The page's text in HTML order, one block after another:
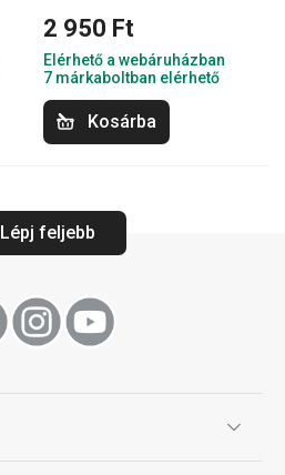
2 950 Ft
Elérhető a webáruházban
7 márkaboltban elérhető
Kosárba
Lépj feljebb